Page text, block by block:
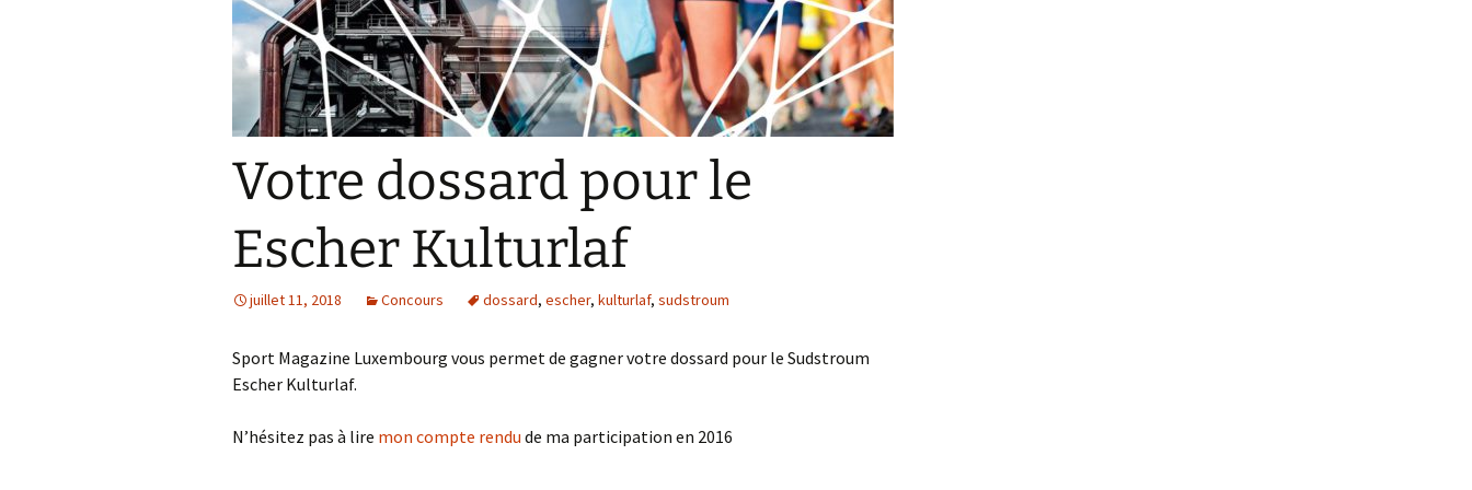
Votre dossard pour le
Escher Kulturlaf
juillet 11, 2018 Concours dossard, escher, kulturlaf, sudstroum
Sport Magazine Luxembourg vous permet de gagner votre dossard pour le Sudstroum
Escher Kulturlaf.
N’hésitez pas à lire mon compte rendu de ma participation en 2016